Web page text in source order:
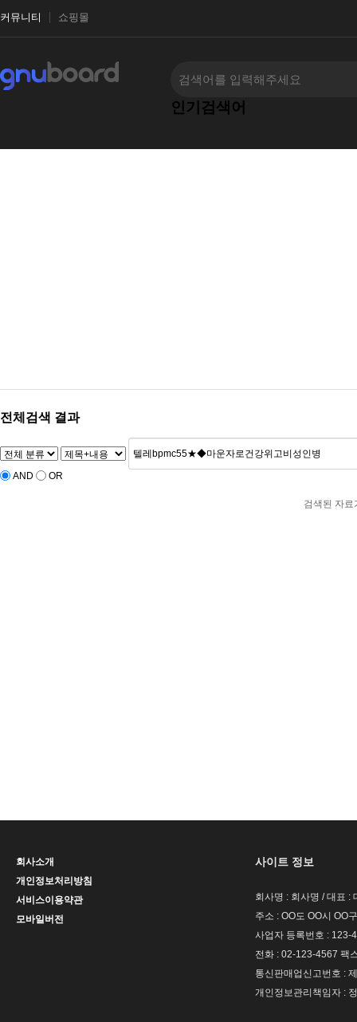
커뮤니티 쇼핑몰
인기검색어
전체검색 결과
AND OR
검색된 자료
회사소개
개인정보처리방침
서비스이용약관
모바일버전
사이트 정보
회사명 : 회사명 / 대표 :
주소 : OO도 OO시 OO
사업자 등록번호 : 123-
전화 : 02-123-4567 팩
통신판매업신고번호 :
개인정보관리책임자 :